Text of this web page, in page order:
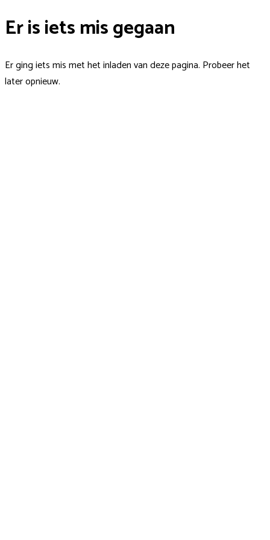
Er is iets mis gegaan
Er ging iets mis met het inladen van deze pagina. Probeer het
later opnieuw.